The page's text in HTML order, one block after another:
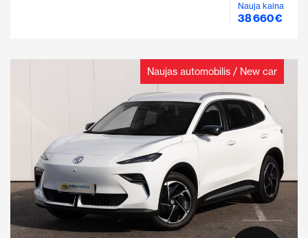
Nauja kaina
38 660 €
Naujas automobilis / New car